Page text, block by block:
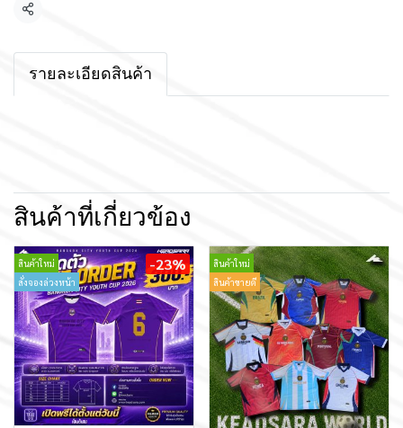
แชร์
รายละเอียดสินค้า
สินค้าที่เกี่ยวข้อง
สินค้าใหม่
สั่งจองล่วงหน้า
-23%
สินค้าใหม่
สินค้าขายดี